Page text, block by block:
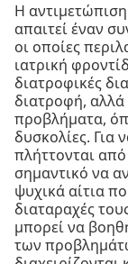
Η
απαιτεί έναν
οι οποίες
ιατρική
διατροφικές
διατροφή,
προβλήματα,
δυσκολίες.
πλήττονται από
σημαντικό να
ψυχικά αίτια
διαταραχές
μπορεί να
των